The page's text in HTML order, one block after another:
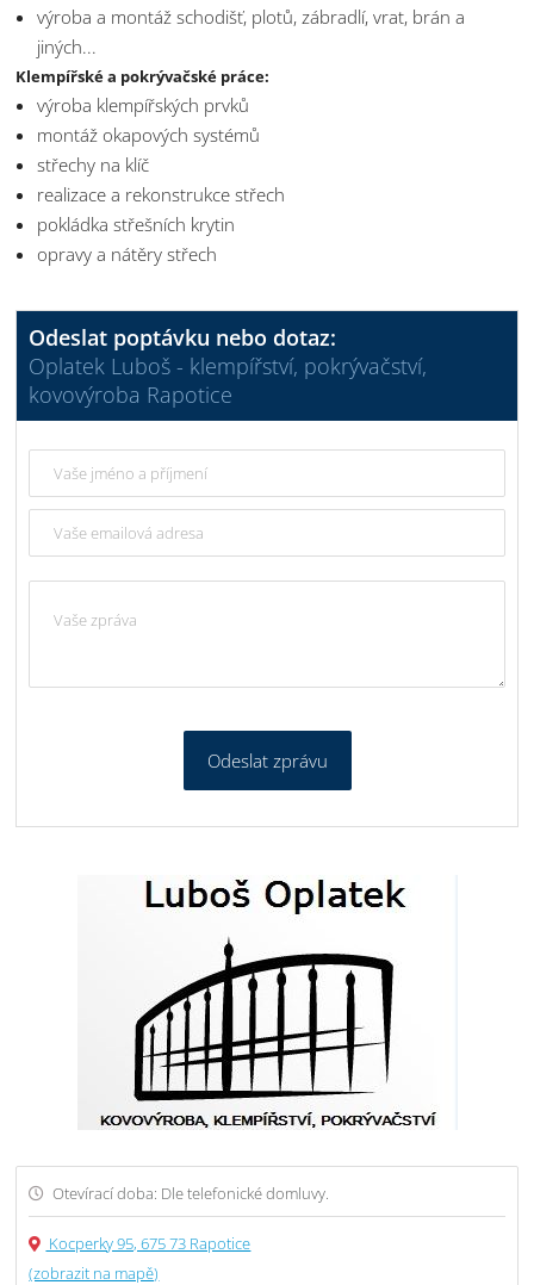
výroba a montáž schodišť, plotů, zábradlí, vrat, brán a
jiných...
Klempířské a pokrývačské práce:
výroba klempířských prvků
montáž okapových systémů
střechy na klíč
realizace a rekonstrukce střech
pokládka střešních krytin
opravy a nátěry střech
Odeslat poptávku nebo dotaz:
Oplatek Luboš - klempířství, pokrývačství,
kovovýroba Rapotice
Odeslat zprávu
Otevírací doba: Dle telefonické domluvy.
Kocperky 95, 675 73 Rapotice
(zobrazit na mapě)